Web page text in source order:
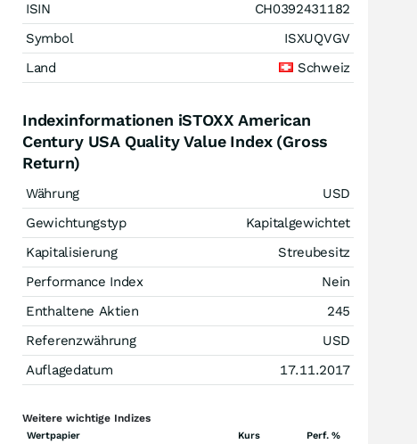
ISIN
CH0392431182
Symbol
ISXUQVGV
Land
Schweiz
Indexinformationen iSTOXX American
Century USA Quality Value Index (Gross
Return)
Währung
USD
Gewichtungstyp
Kapitalgewichtet
Kapitalisierung
Streubesitz
Performance Index
Nein
Enthaltene Aktien
245
Referenzwährung
USD
Auflagedatum
17.11.2017
Weitere wichtige Indizes
Wertpapier Kurs Perf. %